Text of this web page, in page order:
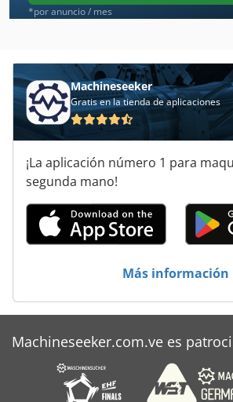
Frm D Midi
Gildemeister Nef 400
Gillardon Gb 30 V
Haas Vf 3
Haas Vf 4
Intos Fngj 40
Leadwell Vmc 40
Nef 280
Tos Fngj 32
*por anuncio / mes
Machineseeker
Gratis en la tienda de aplicaciones
¡La aplicación número 1 para
segunda mano!
Más información
Machineseeker.com.ve es